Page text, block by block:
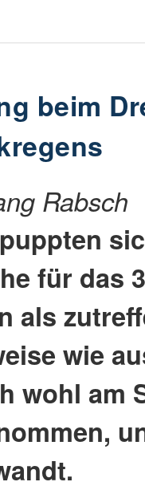
beim
Rabsch
für das
als
wie
wohl am